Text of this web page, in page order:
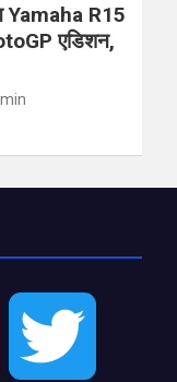
Yamaha R15
एडिशन,